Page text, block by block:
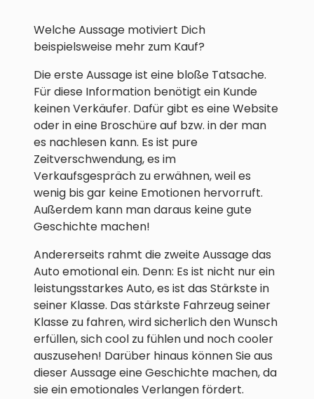
Welche Aussage motiviert Dich
beispielsweise mehr zum Kauf?
Die erste Aussage ist eine bloße Tatsache.
Für diese Information benötigt ein Kunde
keinen Verkäufer. Dafür gibt es eine Website
oder in eine Broschüre auf bzw. in der man
es nachlesen kann. Es ist pure
Zeitverschwendung, es im
Verkaufsgespräch zu erwähnen, weil es
wenig bis gar keine Emotionen hervorruft.
Außerdem kann man daraus keine gute
Geschichte machen!
Andererseits rahmt die zweite Aussage das
Auto emotional ein. Denn: Es ist nicht nur ein
leistungsstarkes Auto, es ist das Stärkste in
seiner Klasse. Das stärkste Fahrzeug seiner
Klasse zu fahren, wird sicherlich den Wunsch
erfüllen, sich cool zu fühlen und noch cooler
auszusehen! Darüber hinaus können Sie aus
dieser Aussage eine Geschichte machen, da
sie ein emotionales Verlangen fördert.